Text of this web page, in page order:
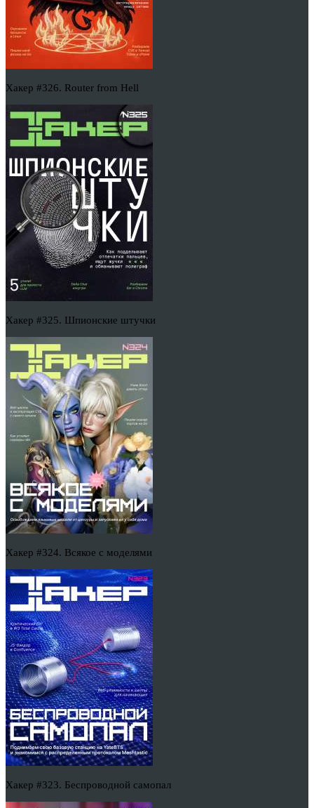
Хакер #326. Router from Hell
Хакер #325. Шпионские штучки
Хакер #324. Всякое с моделями
Хакер #323. Беспроводной самопал